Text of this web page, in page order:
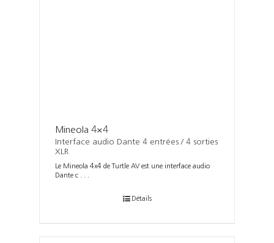
Mineola 4×4
Interface audio Dante 4 entrées / 4 sorties
XLR
Le Mineola 4x4 de Turtle AV est une interface audio
Dante c . . .
Détails